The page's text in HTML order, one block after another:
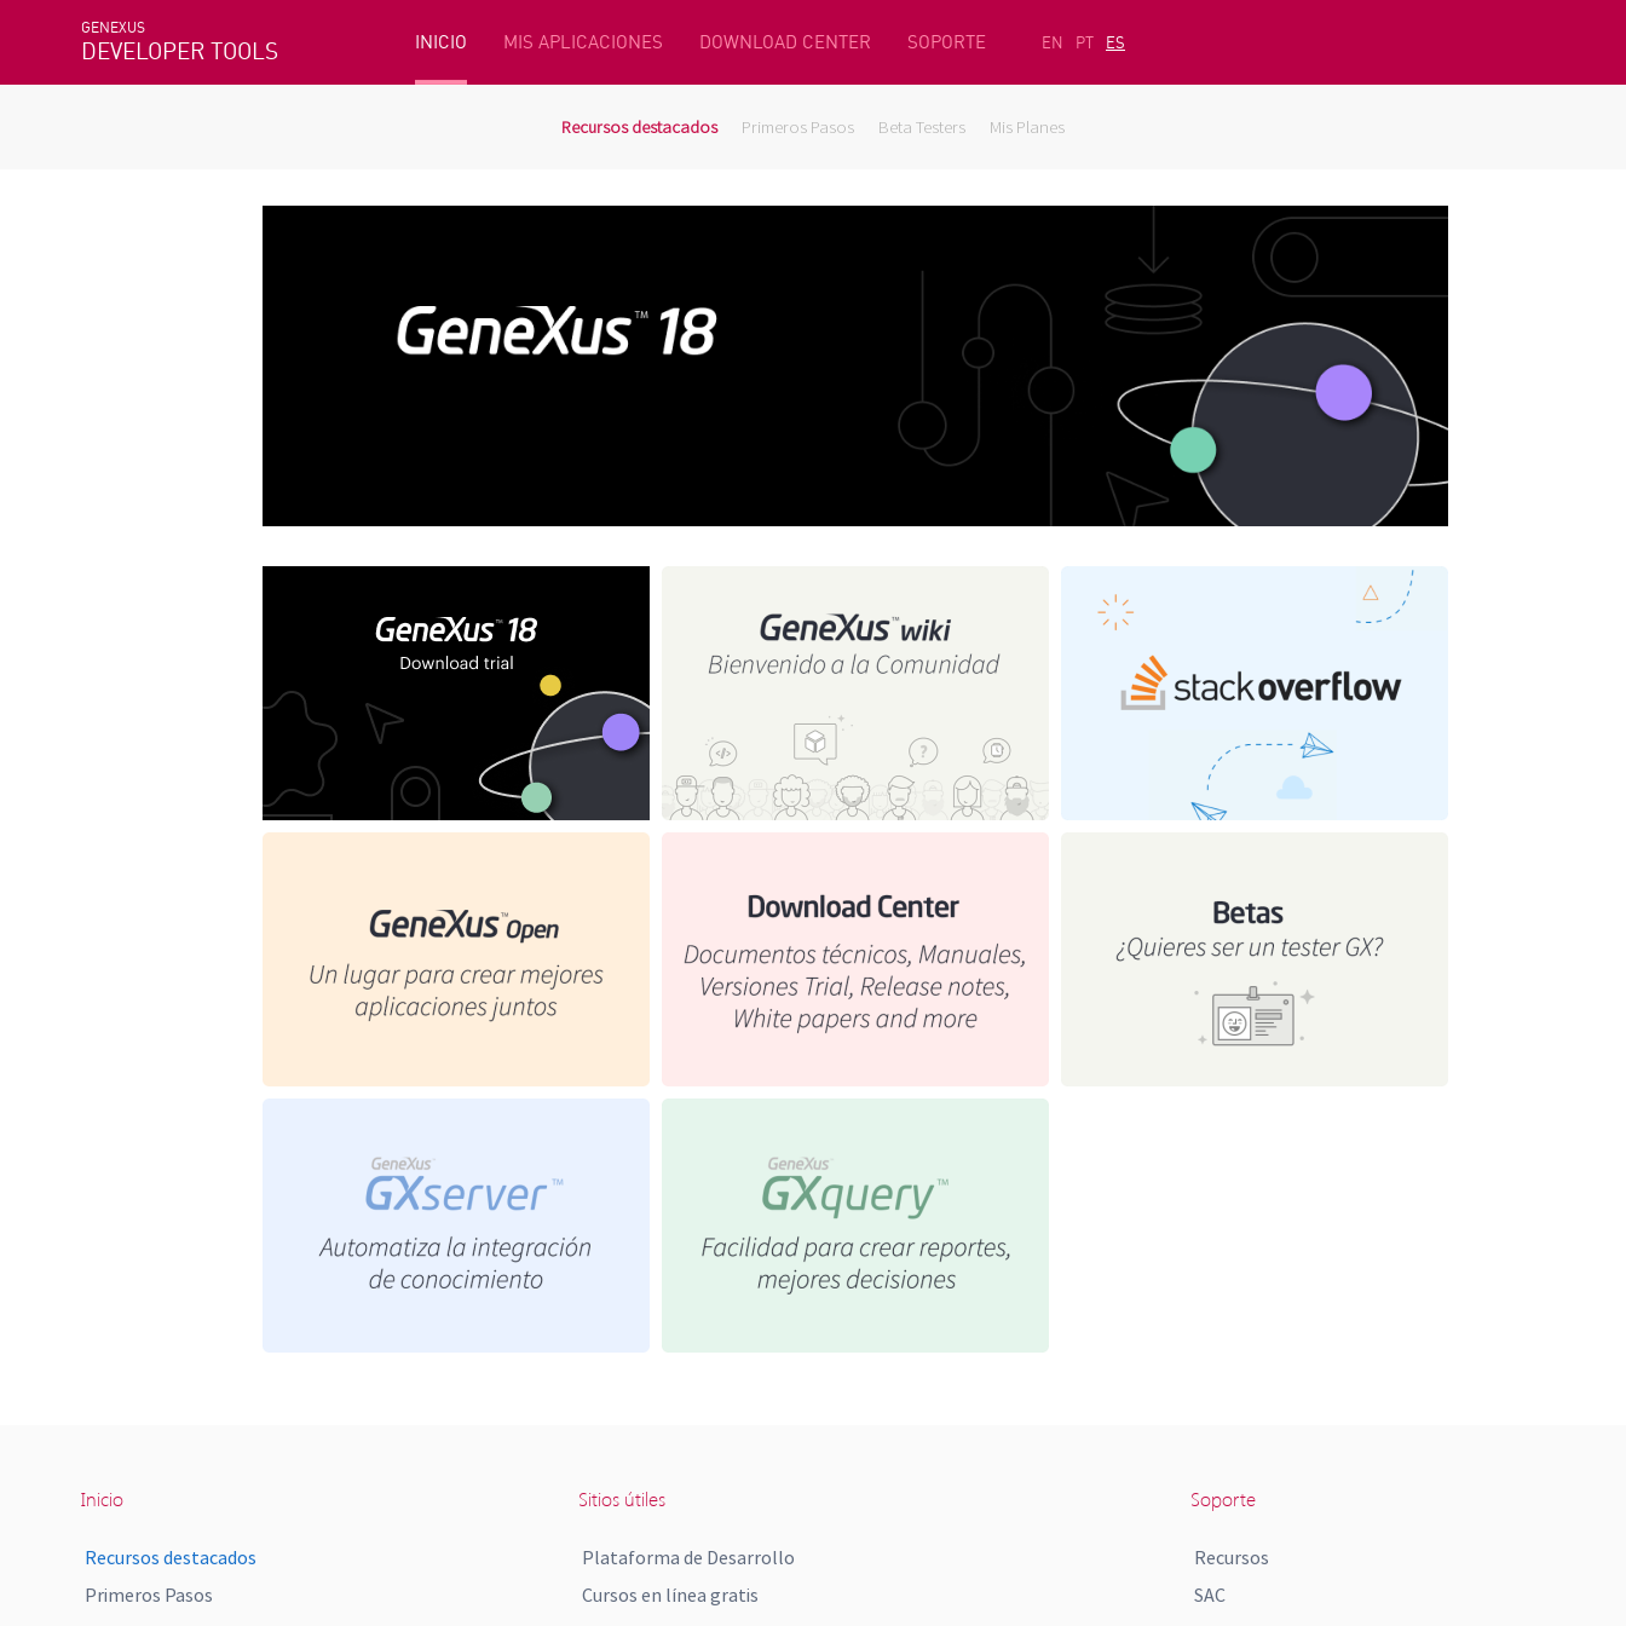
GENEXUS
DEVELOPER TOOLS INICIO MIS APLICACIONES DOWNLOAD CENTER SOPORTE EN PT ES
Recursos destacados Primeros Pasos Beta Testers Mis Planes
Inicio
Recursos destacados
Primeros Pasos
Sitios útiles
Plataforma de Desarrollo
Cursos en línea gratis
Soporte
Recursos
SAC